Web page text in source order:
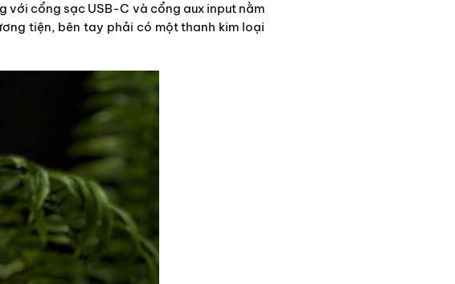
với cổng sạc USB-C và cổng aux input nằm
tiện, bên tay phải có một thanh kim loại